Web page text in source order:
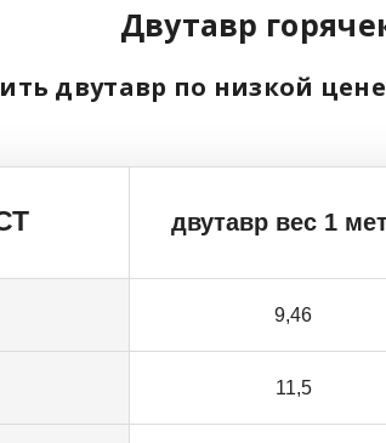
Двутавр
двутавр по низкой
двутавр вес 1
9,46
11,5